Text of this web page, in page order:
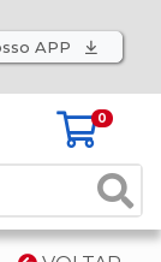
APP
0